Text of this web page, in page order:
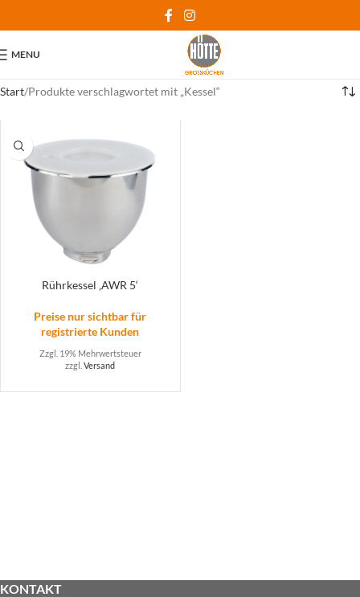
MENU
Start Produkte verschlagwortet mit „Kessel“
Rührkessel ‚AWR 5‘
Preise nur sichtbar für
registrierte Kunden
Zzgl. 19% Mehrwertsteuer
zzgl.Versand
KONTAKT